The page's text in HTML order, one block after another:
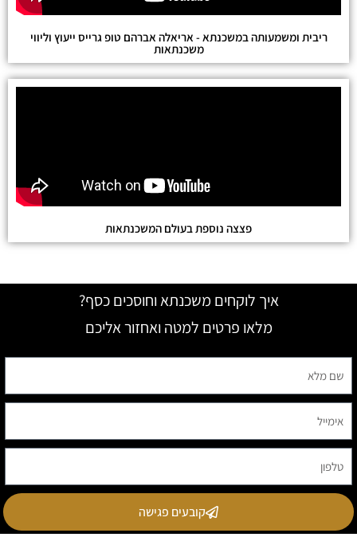
ריבית ומשמעותה במשכנתא - אריאלה אברהם טופ גרייס ייעוץ וליווי
משכנתאות
פצצה נוספת בעולם המשכנתאות
איך לוקחים משכנתא וחוסכים כסף?
מלאו פרטים למטה ואחזור אליכם
קובעים פגישה